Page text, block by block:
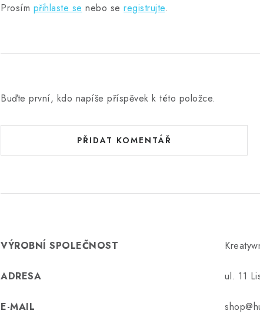
Prosím přihlaste se nebo se registrujte.
Buďte první, kdo napíše příspěvek k této položce.
PŘIDAT KOMENTÁŘ
VÝROBNÍ SPOLEČNOST
ADRESA ul. 11
E-MAIL